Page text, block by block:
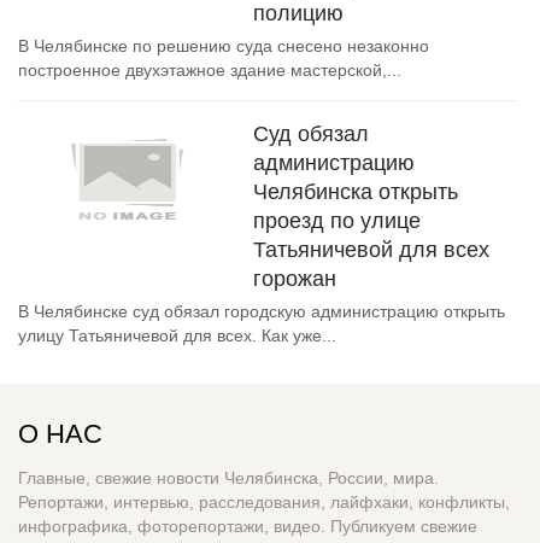
полицию
В Челябинске по решению суда снесено незаконно
построенное двухэтажное здание мастерской,...
Суд обязал
администрацию
Челябинска открыть
проезд по улице
Татьяничевой для всех
горожан
В Челябинске суд обязал городскую администрацию открыть
улицу Татьяничевой для всех. Как уже...
О НАС
Главные, свежие новости Челябинска, России, мира.
Репортажи, интервью, расследования, лайфхаки, конфликты,
инфографика, фоторепортажи, видео. Публикуем свежие